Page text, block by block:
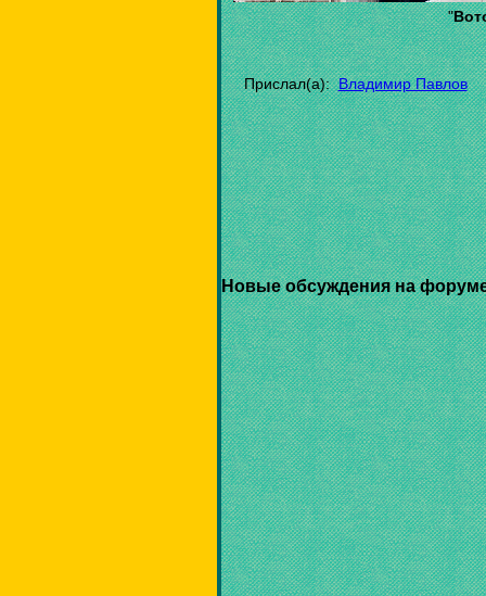
"
Прислал(а):Владимир Павлов
Новые обсуждения на